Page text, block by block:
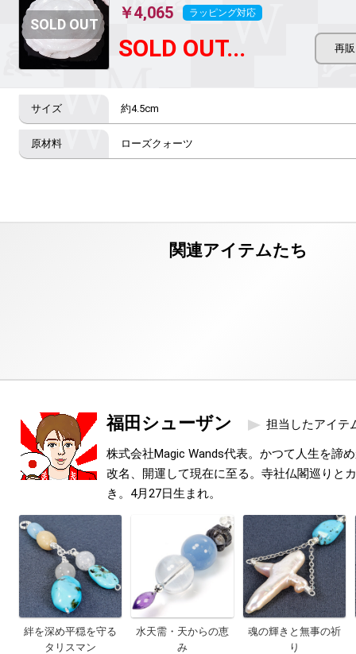
￥4,065 ラッピング対応
SOLD OUT...
約4.5cm
ローズクォーツ
福田シューザン 担当したアイテ
株式会社Magic Wands代表。かつて人生を諦
改名、開運して現在に至る。寺社仏閣巡りと
き。4月27日生まれ。
絆を深め平穏を守る
タリスマン
水天需・天からの恵
み
魂の輝きと無事の祈
り